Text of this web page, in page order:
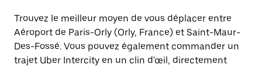
Trouvez le meilleur moyen de vous déplacer entre
Aéroport de Paris-Orly (Orly, France) et Saint-Maur-
Des-Fossé. Vous pouvez également commander un
trajet Uber Intercity en un clin d'œil, directement